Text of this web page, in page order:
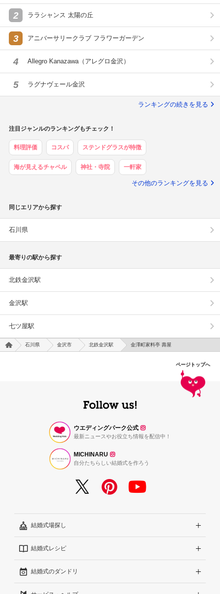
2 ララシャンス 太陽の丘
3 アニバーサリークラブ フラワーガーデン
4 Allegro Kanazawa（アレグロ金沢）
5 ラグナヴェール金沢
ランキングの続きを見る
注目ジャンルのランキングもチェック！
料理評価 コスパ ステンドグラスが特徴
海が見えるチャペル 神社・寺院 一軒家
その他のランキングを見る
同じエリアから探す
石川県
最寄りの駅から探す
北鉄金沢駅
金沢駅
七ツ屋駅
石川県 金沢市 北鉄金沢駅 金澤町家料亭 壽屋
ページトップへ
ウエディングパーク公式
最新ニュースやお役立ち情報を配信中！
MICHINARU
自分たちらしい結婚式を作ろう
結婚式場探し
エリアから探す
こだわりから探す
結婚式レシピ
結婚式準備レポート『ハナレポ』
結婚式のダンドリ